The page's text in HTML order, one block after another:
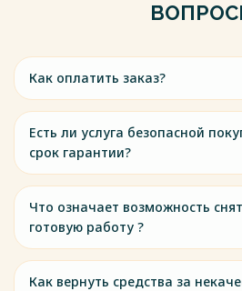
Как оплатить заказ?
Есть ли услуга безопасной
срок гарантии?
Что означает возможность
готовую работу ?
Как вернуть средства за